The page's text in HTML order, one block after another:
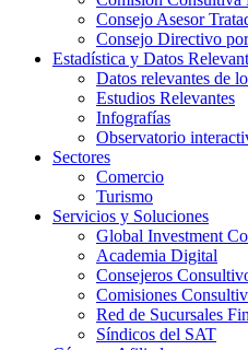
Consejo Asesor
Consejo Directivo
Estadística y Datos
Datos relevantes de
Estudios Relevantes
Infografías
Observatorio
Sectores
Comercio
Turismo
Servicios y Soluciones
Global Investment
Academia Digital
Consejeros
Comisiones
Red de Sucursales
Síndicos del SAT